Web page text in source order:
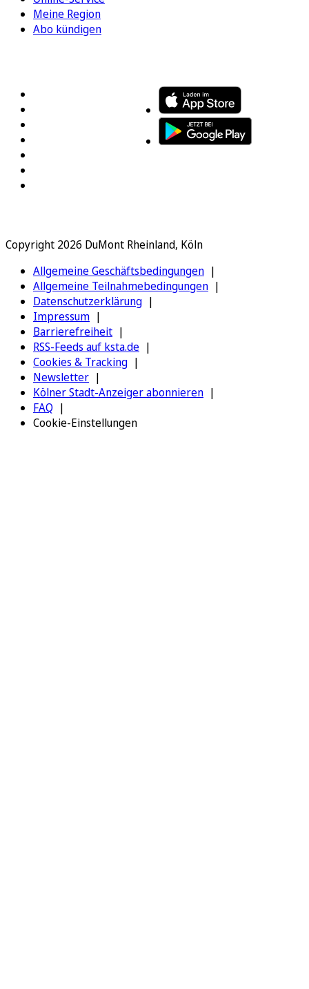
Meine Region
Abo kündigen
Copyright 2026 DuMont Rheinland, Köln
Allgemeine Geschäftsbedingungen
Allgemeine Teilnahmebedingungen
Datenschutzerklärung
Impressum
Barrierefreiheit
RSS-Feeds auf ksta.de
Cookies & Tracking
Newsletter
Kölner Stadt-Anzeiger abonnieren
FAQ
Cookie-Einstellungen